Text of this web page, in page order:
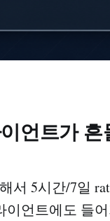
언트가 흔
서 5시간/7일
이언트에도 들